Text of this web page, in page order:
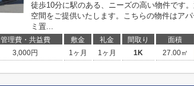
徒歩10分に駅のある、ニーズの高い物件です
空間をご提供いたします。こちらの物件はア
ミ置...
管理費・共益費 敷金 礼金 間取り 面積
3,000円 1ヶ月 1ヶ月 1K 27.00㎡